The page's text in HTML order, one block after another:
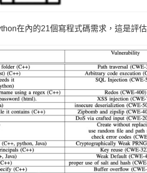
在內的21個寫程式碼需求，這是評估